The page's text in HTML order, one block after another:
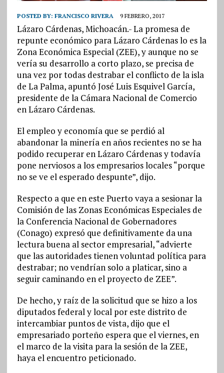
POSTED BY: FRANCISCO RIVERA 9 FEBRERO, 2017
Lázaro Cárdenas, Michoacán.- La promesa de
repunte económico para Lázaro Cárdenas lo es la
Zona Económica Especial (ZEE), y aunque no se
vería su desarrollo a corto plazo, se precisa de
una vez por todas destrabar el conflicto de la isla
de La Palma, apuntó José Luis Esquivel García,
presidente de la Cámara Nacional de Comercio
en Lázaro Cárdenas.
El empleo y economía que se perdió al
abandonar la minería en años recientes no se ha
podido recuperar en Lázaro Cárdenas y todavía
pone nerviosos a los empresarios locales “porque
no se ve el esperado despunte”, dijo.
Respecto a que en este Puerto vaya a sesionar la
Comisión de las Zonas Económicas Especiales de
la Conferencia Nacional de Gobernadores
(Conago) expresó que definitivamente da una
lectura buena al sector empresarial, “advierte
que las autoridades tienen voluntad política para
destrabar; no vendrían solo a platicar, sino a
seguir caminando en el proyecto de ZEE”.
De hecho, y raíz de la solicitud que se hizo a los
diputados federal y local por este distrito de
intercambiar puntos de vista, dijo que el
empresariado porteño espera que el viernes, en
el marco de la visita para la sesión de la ZEE,
haya el encuentro peticionado.